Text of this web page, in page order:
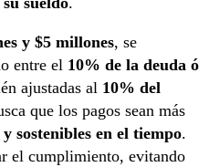
y $5 millones, se
entre el 10% de la deuda ó
ajustadas al 10% del
que los pagos sean más
sostenibles en el tiempo.
el cumplimiento, evitando